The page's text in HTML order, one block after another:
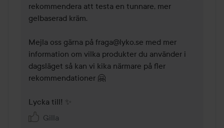
rekommendera att testa en tunnare, mer
gelbaserad kräm.
Mejla oss gärna på fraga@lyko.se med mer
information om vilka produkter du använder i
dagsläget så kan vi kika närmare på fler
rekommendationer 🤗
Lycka till! ✨
Gilla